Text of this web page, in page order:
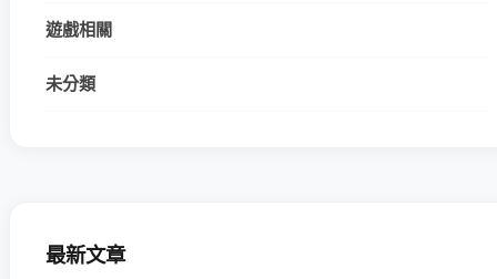
遊戲相關
未分類
最新文章